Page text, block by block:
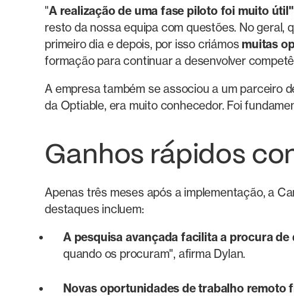
"A realização de uma fase piloto foi muito
resto da nossa equipa com questões. No
primeiro dia e depois, por isso criámos muitas
formação para continuar a desenvolver
A empresa também se associou a um parceiro
da Optiable, era muito conhecedor. Foi
Ganhos rápidos
Apenas três meses após a implementação, a
destaques incluem:
A pesquisa avançada facilita a procura de
quando os procuram", afirma Dylan.
Novas oportunidades de trabalho remoto